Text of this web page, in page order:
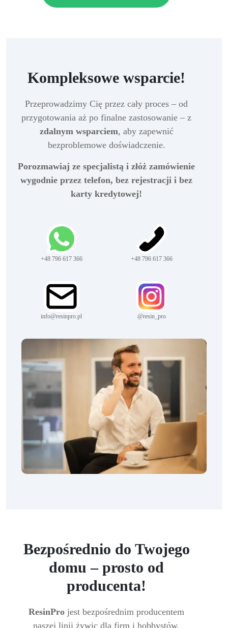
Kompleksowe wsparcie!
Przeprowadzimy Cię przez cały proces – od
przygotowania aż po finalne zastosowanie – z
zdalnym wsparciem, aby zapewnić
bezproblemowe doświadczenie.
Porozmawiaj ze specjalistą i złóż zamówienie
wygodnie przez telefon, bez rejestracji i bez
karty kredytowej!
+48 796 617 366 +48 796 617 366
info@resinpro.pl @resin_pro
Bezpośrednio do Twojego
domu – prosto od
producenta!
ResinPro jest bezpośrednim producentem
naszej linii żywic dla firm i hobbystów,